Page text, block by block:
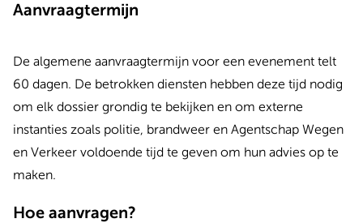
Aanvraagtermijn
De algemene aanvraagtermijn voor een evenement telt
60 dagen. De betrokken diensten hebben deze tijd nodig
om elk dossier grondig te bekijken en om externe
instanties zoals politie, brandweer en Agentschap Wegen
en Verkeer voldoende tijd te geven om hun advies op te
maken.
Hoe aanvragen?